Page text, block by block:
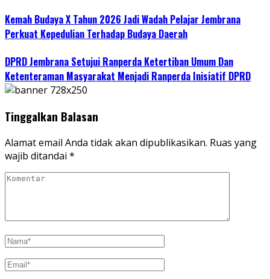
Kemah Budaya X Tahun 2026 Jadi Wadah Pelajar Jembrana
Perkuat Kepedulian Terhadap Budaya Daerah
DPRD Jembrana Setujui Ranperda Ketertiban Umum Dan
Ketenteraman Masyarakat Menjadi Ranperda Inisiatif DPRD
Tinggalkan Balasan
Alamat email Anda tidak akan dipublikasikan. Ruas yang
wajib ditandai *